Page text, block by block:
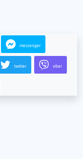
messenger
twitter viber